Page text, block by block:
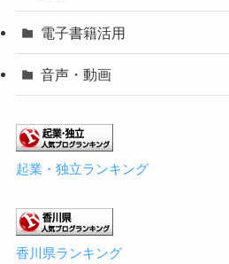
電子書籍活用
音声・動画
起業・独立ランキング
香川県ランキング